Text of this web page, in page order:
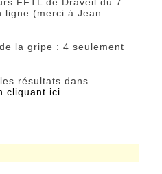
ligne (merci à Jean
la gripe : 4 seulement
résultats dans
cliquant ici